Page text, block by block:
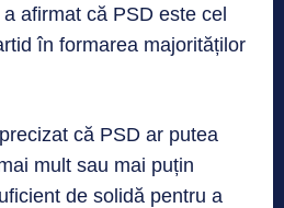
afirmat că PSD este cel
în formarea majorităților
că PSD ar putea
mult sau mai puțin
de solidă pentru a